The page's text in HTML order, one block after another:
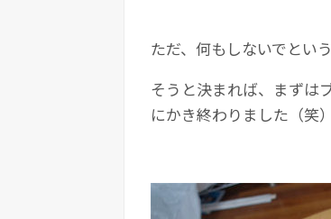
ただ、何もしないでとい
そうと決まれば、まずは
にかき終わりました（笑）